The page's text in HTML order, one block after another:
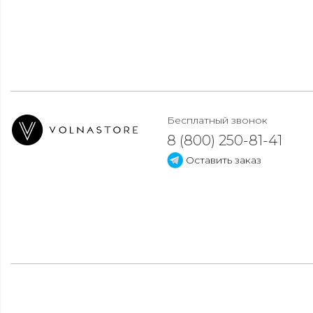
Бесплатный звонок
8 (800) 250-81-41
Оставить заказ